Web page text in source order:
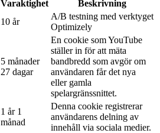
Varaktighet
Beskrivning
10 år
A/B testning med verktyget
Optimizely
5 månader
27 dagar
En cookie som YouTube
ställer in för att mäta
bandbredd som avgör om
användaren får det nya
eller gamla
spelargränssnittet.
1 år 1
månad
Denna cookie registrerar
användarens delning av
innehåll via sociala medier.